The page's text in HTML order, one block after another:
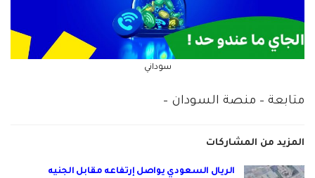
سوداني
متابعة – منصة السودان –
المزيد من المشاركات
الريال السعودي يواصل إرتفاعه مقابل الجنيه